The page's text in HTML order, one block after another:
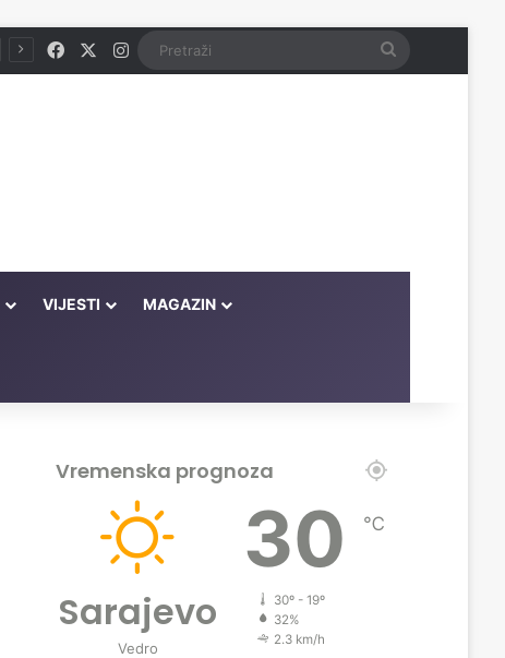
FacebookInstagram Pretraži
VIJESTI MAGAZIN
Vremenska prognoza
Sarajevo
Vedro
30 ℃
30º - 19º
32%
2.3 km/h